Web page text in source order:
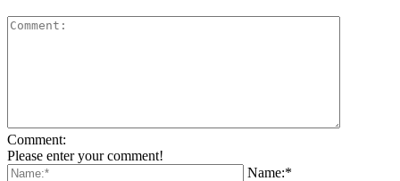
Comment:
Please enter your comment!
Name:*